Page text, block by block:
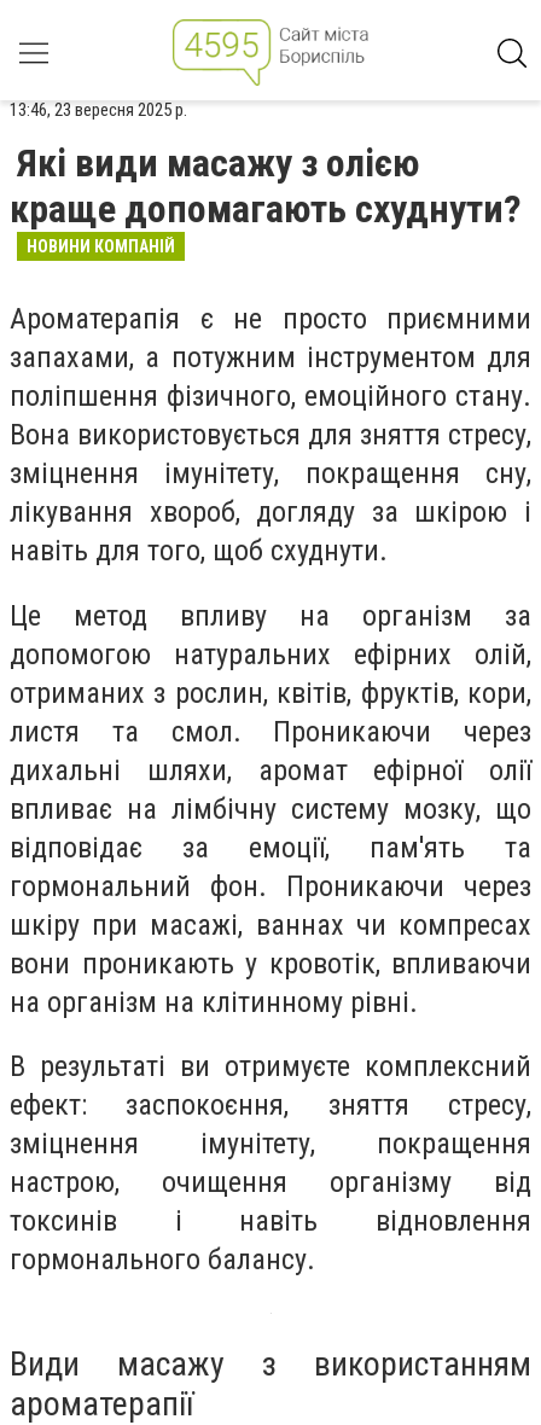
13:46, 23 вересня 2025 р.
Які види масажу з олією
краще допомагають схуднути?
НОВИНИ КОМПАНІЙ
Ароматерапія є не просто приємними
запахами, а потужним інструментом для
поліпшення фізичного, емоційного стану.
Вона використовується для зняття стресу,
зміцнення імунітету, покращення сну,
лікування хвороб, догляду за шкірою і
навіть для того, щоб схуднути.
Це метод впливу на організм за
допомогою натуральних ефірних олій,
отриманих з рослин, квітів, фруктів, кори,
листя та смол. Проникаючи через
дихальні шляхи, аромат ефірної олії
впливає на лімбічну систему мозку, що
відповідає за емоції, пам'ять та
гормональний фон. Проникаючи через
шкіру при масажі, ваннах чи компресах
вони проникають у кровотік, впливаючи
на організм на клітинному рівні.
В результаті ви отримуєте комплексний
ефект: заспокоєння, зняття стресу,
зміцнення імунітету, покращення
настрою, очищення організму від
токсинів і навіть відновлення
гормонального балансу.
Види масажу з використанням
ароматерапії